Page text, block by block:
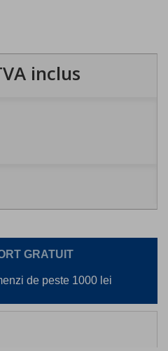
inclus
GRATUIT
de peste 1000 lei